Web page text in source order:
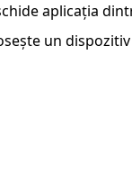
aplicația
un